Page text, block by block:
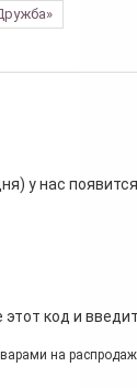
у нас
код и
на